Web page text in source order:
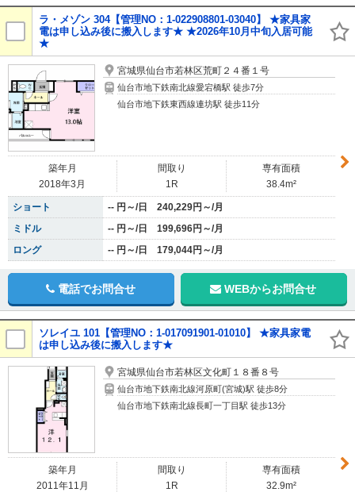
ラ・メゾン 304【管理NO：1-022908801-03040】 ★家具家
電は申し込み後に搬入します★ ★2026年10月中旬入居可能
★
宮城県仙台市若林区荒町２４番１号
仙台市地下鉄南北線愛宕橋駅 徒歩7分
仙台市地下鉄東西線連坊駅 徒歩11分
築年月
2018年3月
間取り
1R
専有面積
38.4m²
ショート
-- 円～/日 240,229円～/月
ミドル
-- 円～/日 199,696円～/月
ロング
-- 円～/日 179,044円～/月
電話でお問合せ WEBからお問合せ
ソレイユ 101【管理NO：1-017091901-01010】 ★家具家電
は申し込み後に搬入します★
宮城県仙台市若林区文化町１８番８号
仙台市地下鉄南北線河原町(宮城)駅 徒歩8分
仙台市地下鉄南北線長町一丁目駅 徒歩13分
築年月
2011年11月
間取り
1R
専有面積
32.9m²